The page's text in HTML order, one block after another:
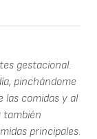
gestacional.
pinchándome
las comidas y al
también
principales.